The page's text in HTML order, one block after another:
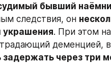
бывший
следствия, он
украшения. При этом
деменцией,
задержать через три